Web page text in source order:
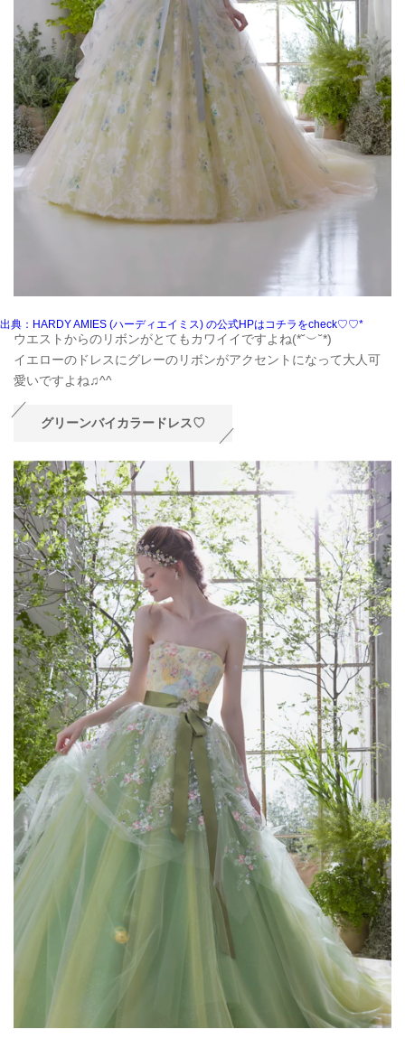
出典：HARDY AMIES (ハーディエイミス) の公式HPはコチラをcheck♡♡*
ウエストからのリボンがとてもカワイイですよね(*˘︶˘*)
イエローのドレスにグレーのリボンがアクセントになって大人可
愛いですよね♫^^
グリーンバイカラードレス♡